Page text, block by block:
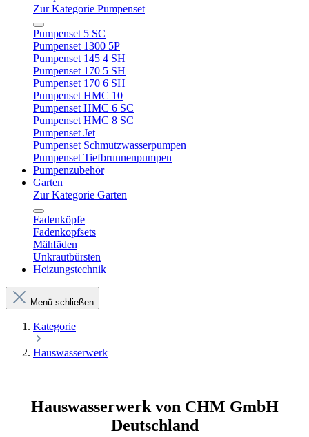
Zur Kategorie Pumpenset
Pumpenset 5 SC
Pumpenset 1300 5P
Pumpenset 145 4 SH
Pumpenset 170 5 SH
Pumpenset 170 6 SH
Pumpenset HMC 10
Pumpenset HMC 6 SC
Pumpenset HMC 8 SC
Pumpenset Jet
Pumpenset Schmutzwasserpumpen
Pumpenset Tiefbrunnenpumpen
Pumpenzubehör
Garten
Zur Kategorie Garten
Fadenköpfe
Fadenkopfsets
Mähfäden
Unkrautbürsten
Heizungstechnik
Menü schließen
Kategorie
Hauswasserwerk
Hauswasserwerk von CHM GmbH
Deutschland